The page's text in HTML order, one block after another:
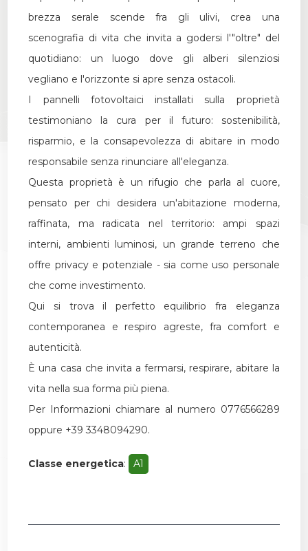
brezza serale scende fra gli ulivi, crea una
scenografia di vita che invita a godersi l'"oltre" del
quotidiano: un luogo dove gli alberi silenziosi
vegliano e l'orizzonte si apre senza ostacoli.
I pannelli fotovoltaici installati sulla proprietà
testimoniano la cura per il futuro: sostenibilità,
risparmio, e la consapevolezza di abitare in modo
responsabile senza rinunciare all'eleganza.
Questa proprietà è un rifugio che parla al cuore,
pensato per chi desidera un'abitazione moderna,
raffinata, ma radicata nel territorio: ampi spazi
interni, ambienti luminosi, un grande terreno che
offre privacy e potenziale - sia come uso personale
che come investimento.
Qui si trova il perfetto equilibrio fra eleganza
contemporanea e respiro agreste, fra comfort e
autenticità.
È una casa che invita a fermarsi, respirare, abitare la
vita nella sua forma più piena.
Per Informazioni chiamare al numero 0776566289
oppure +39 3348094290.
Classe energetica: A1